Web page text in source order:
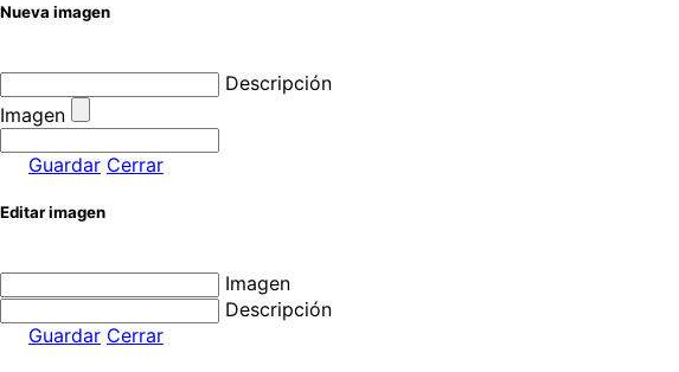
Nueva imagen
Descripción
Imagen
Guardar Cerrar
Editar imagen
Imagen
Descripción
Guardar Cerrar